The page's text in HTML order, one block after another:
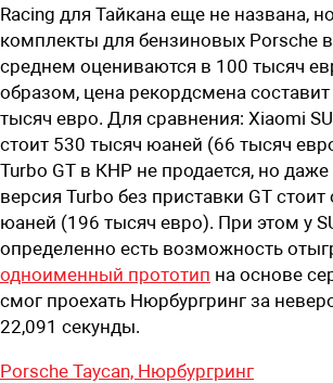
Racing для Тайкана еще не названа,
комплекты для бензиновых Porsche в
среднем оцениваются в 100 тысяч
образом, цена рекордсмена
тысяч евро. Для сравнения: Xiaomi
стоит 530 тысяч юаней (66 тысяч
Turbo GT в КНР не продается, но даже
версия Turbo без приставки GT
юаней (196 тысяч евро). При этом у
определенно есть возможность
одноименный прототип на основе
смог проехать Нюрбургринг за
22,091 секунды.
Porsche Taycan, Нюрбургринг